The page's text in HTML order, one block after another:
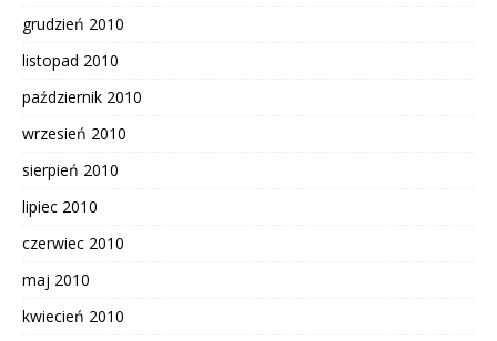
grudzień 2010
listopad 2010
październik 2010
wrzesień 2010
sierpień 2010
lipiec 2010
czerwiec 2010
maj 2010
kwiecień 2010